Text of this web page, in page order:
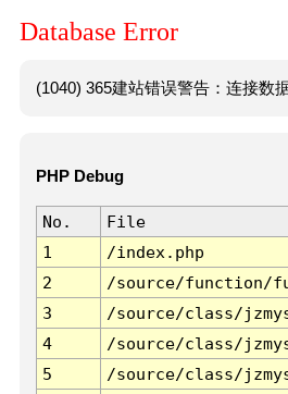
Database Error
(1040) 365建站错误警告：连接数
PHP Debug
No. File
1
/index.php
2
/source/function/
3
/source/class/
4
/source/class/
5
/source/class/